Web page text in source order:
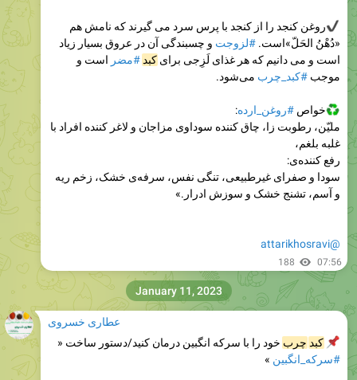
روغن کنجد را از کنجد با پرس سرد می گیرند که نامش هم
«دُهْنُ الحَلّ»است. #لزوجت و چسبندگی آن در عروق بسیار زیاد
است و می دانیم که هر غذای لَزِجی برای کبد #مضر است و
موجب #کبد_چرب می‌شود.
خواص#روغن_ارده:
ملیّن، رطوبت زا، چاق کننده سوداوی مزاجان و لاغر کننده افراد با
غلبه بلغم،
رفع کننده‌ی:
سودا و صفرای غیرطبیعی، تنگی نفس، سرفه‌ی خشک، زخم ریه
و آسم، تشنج خشک و سوزش ادرار.»
@attarikhosravi
188 07:56
عطاری خسروی
کبد چرب خود را با سرکه انگبین درمان کنید/دستور ساخت «
#سرکه_انگبین »
January 11, 2023